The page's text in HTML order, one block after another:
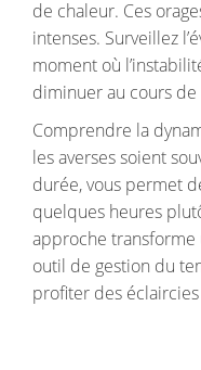
de chaleur. Ces
intenses. Surveillez
moment où
diminuer au cours de
Comprendre la
les averses soient
durée, vous permet
quelques heures
approche
outil de gestion du
profiter des